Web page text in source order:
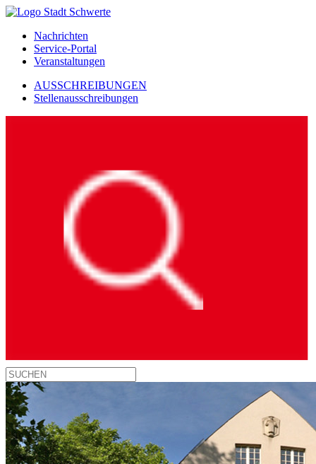
Nachrichten
Service-Portal
Veranstaltungen
AUSSCHREIBUNGEN
Stellenausschreibungen